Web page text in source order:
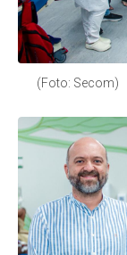
(Foto: Secom)